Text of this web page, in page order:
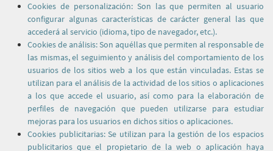
Cookies de personalización: Son las que permiten al usuario
configurar algunas características de carácter general las que
accederá al servicio (idioma, tipo de navegador, etc.).
Cookies de análisis: Son aquéllas que permiten al responsable de
las mismas, el seguimiento y análisis del comportamiento de los
usuarios de los sitios web a los que están vinculadas. Estas se
utilizan para el análisis de la actividad de los sitios o aplicaciones
a los que accede el usuario, así como para la elaboración de
perfiles de navegación que pueden utilizarse para estudiar
mejoras para los usuarios en dichos sitios o aplicaciones.
Cookies publicitarias: Se utilizan para la gestión de los espacios
publicitarios que el propietario de la web o aplicación haya